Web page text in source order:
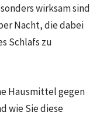
wirksam sind
Nacht, die dabei
Schlafs zu
Hausmittel gegen
wie Sie diese